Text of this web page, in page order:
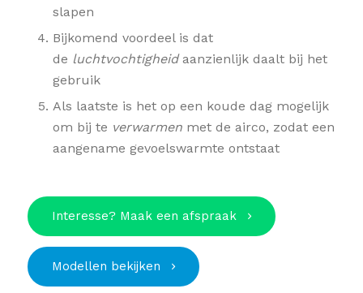
slapen
Bijkomend voordeel is dat
de luchtvochtigheid aanzienlijk daalt bij het
gebruik
Als laatste is het op een koude dag mogelijk
om bij te verwarmen met de airco, zodat een
aangename gevoelswarmte ontstaat
Interesse? Maak een afspraak
Modellen bekijken